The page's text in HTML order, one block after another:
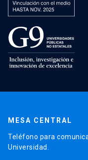
MESA CENTRAL
Teléfono para
Universidad.